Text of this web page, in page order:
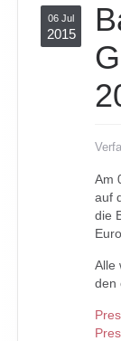
06 Jul
2015
Am
auf
die
Alle
den